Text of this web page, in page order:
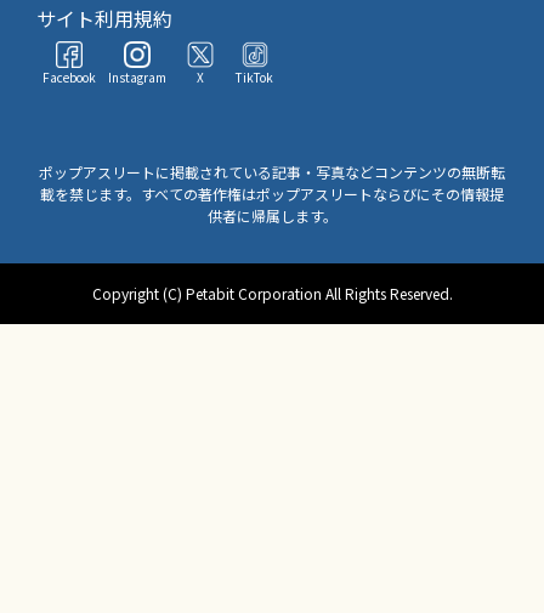
サイト利用規約
Facebook Instagram X TikTok
ポップアスリートに掲載されている記事・写真などコンテンツの無断転
載を禁じます。すべての著作権はポップアスリートならびにその情報提
供者に帰属します。
Copyright (C) Petabit Corporation All Rights Reserved.